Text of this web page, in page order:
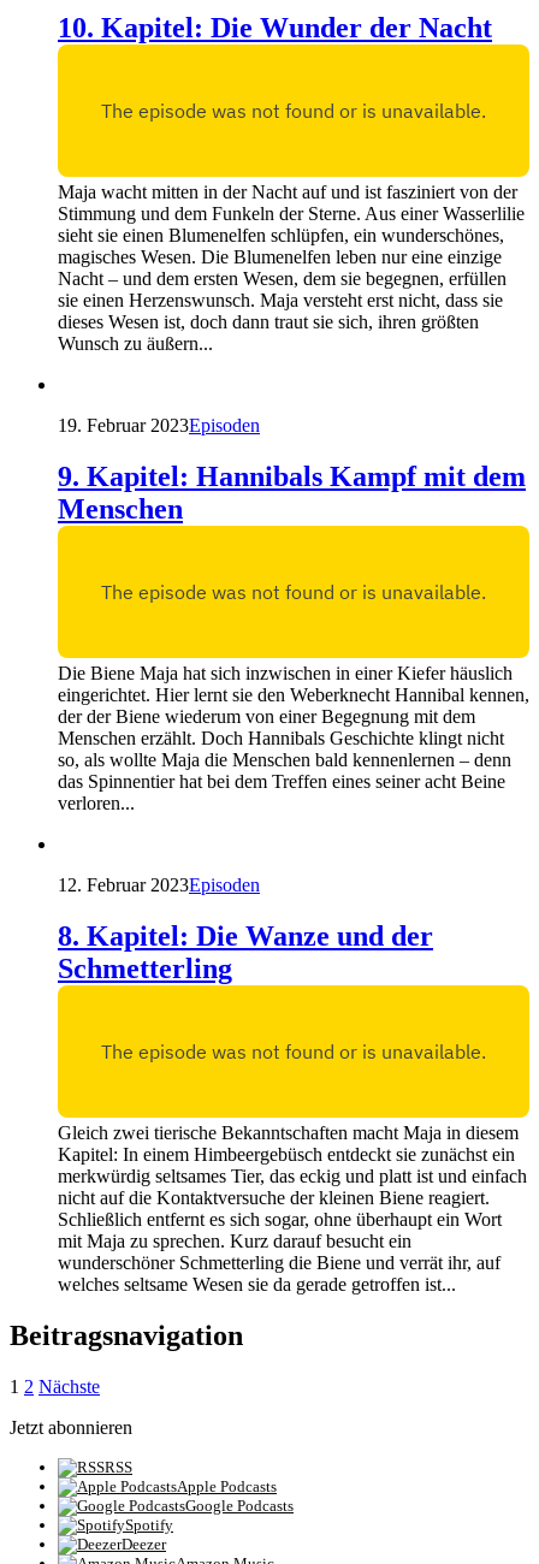
10. Kapitel: Die Wunder der Nacht
Maja wacht mitten in der Nacht auf und ist fasziniert von der
Stimmung und dem Funkeln der Sterne. Aus einer Wasserlilie
sieht sie einen Blumenelfen schlüpfen, ein wunderschönes,
magisches Wesen. Die Blumenelfen leben nur eine einzige
Nacht – und dem ersten Wesen, dem sie begegnen, erfüllen
sie einen Herzenswunsch. Maja versteht erst nicht, dass sie
dieses Wesen ist, doch dann traut sie sich, ihren größten
Wunsch zu äußern...
19. Februar 2023Episoden
9. Kapitel: Hannibals Kampf mit dem
Menschen
Die Biene Maja hat sich inzwischen in einer Kiefer häuslich
eingerichtet. Hier lernt sie den Weberknecht Hannibal kennen,
der der Biene wiederum von einer Begegnung mit dem
Menschen erzählt. Doch Hannibals Geschichte klingt nicht
so, als wollte Maja die Menschen bald kennenlernen – denn
das Spinnentier hat bei dem Treffen eines seiner acht Beine
verloren...
12. Februar 2023Episoden
8. Kapitel: Die Wanze und der
Schmetterling
Gleich zwei tierische Bekanntschaften macht Maja in diesem
Kapitel: In einem Himbeergebüsch entdeckt sie zunächst ein
merkwürdig seltsames Tier, das eckig und platt ist und einfach
nicht auf die Kontaktversuche der kleinen Biene reagiert.
Schließlich entfernt es sich sogar, ohne überhaupt ein Wort
mit Maja zu sprechen. Kurz darauf besucht ein
wunderschöner Schmetterling die Biene und verrät ihr, auf
welches seltsame Wesen sie da gerade getroffen ist...
Beitragsnavigation
1 2 Nächste
Jetzt abonnieren
RSS
Apple Podcasts
Google Podcasts
Spotify
Deezer